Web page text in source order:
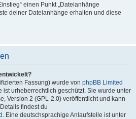
einen Punkt „Dateianhänge
deiner Dateianhänge erhalten und diese
Fassung) wurde von phpBB Limited
ist urheberrechtlich geschützt. Sie wurde unter
Version 2 (GPL-2.0) veröffentlicht und kann
findest du
. Eine deutschsprachige Anlaufstelle ist unter